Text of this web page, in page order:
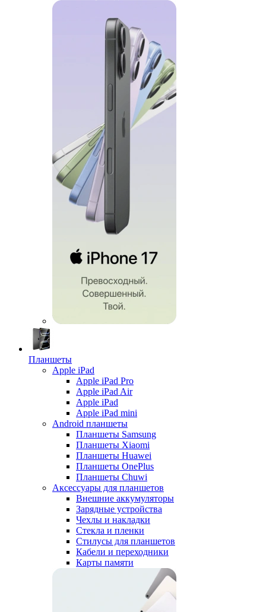
Планшеты
Apple iPad
Apple iPad Pro
Apple iPad Air
Apple iPad
Apple iPad mini
Android планшеты
Планшеты Samsung
Планшеты Xiaomi
Планшеты Huawei
Планшеты OnePlus
Планшеты Chuwi
Аксессуары для планшетов
Внешние аккумуляторы
Зарядные устройства
Чехлы и накладки
Стекла и пленки
Стилусы для планшетов
Кабели и переходники
Карты памяти